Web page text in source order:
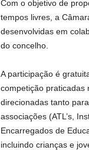
Com o objetivo de
tempos livres, a
desenvolvidas em
do concelho.
A participação é
competição praticadas
direcionadas tanto
associações (ATL’s,
Encarregados de
incluindo crianças e